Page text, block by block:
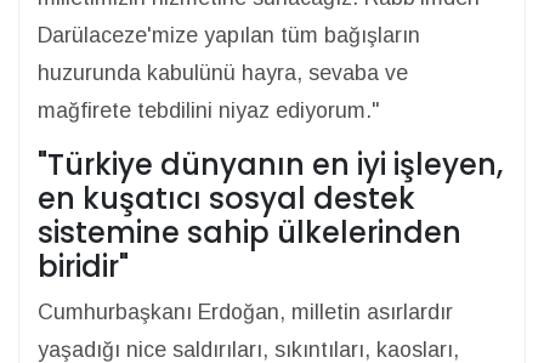
Darülaceze'mize yapılan tüm bağışların
huzurunda kabulünü hayra, sevaba ve
mağfirete tebdilini niyaz ediyorum."
"Türkiye dünyanın en iyi işleyen,
en kuşatıcı sosyal destek
sistemine sahip ülkelerinden
biridir"
Cumhurbaşkanı Erdoğan, milletin asırlardır
yaşadığı nice saldırıları, sıkıntıları, kaosları,